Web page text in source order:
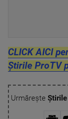
CLICK AICI
Știrile ProTV
Urmărește Știrile